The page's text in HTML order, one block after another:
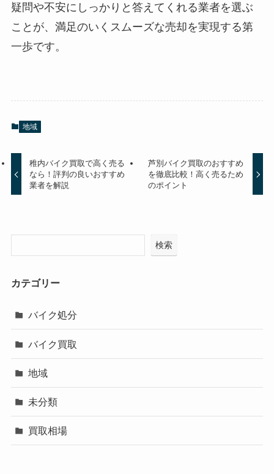
疑問や不安にしっかりと答えてくれる業者を選ぶ
ことが、満足のいくスムーズな売却を実現する第
一歩です。
地域
稚内バイク買取で高く売る
なら！評判の良いおすすめ
業者を解説
芦別バイク買取のおすすめ
を徹底比較！高く売るため
のポイント
検索
カテゴリー
バイク処分
バイク買取
地域
未分類
買取相場